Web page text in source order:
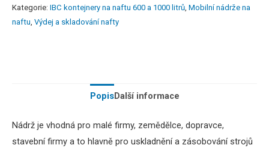
Kategorie: IBC kontejnery na naftu 600 a 1000 litrů, Mobilní nádrže na
naftu, Výdej a skladování nafty
PopisDalší informace
Nádrž je vhodná pro malé firmy, zemědělce, dopravce,
stavební firmy a to hlavně pro uskladnění a zásobování strojů